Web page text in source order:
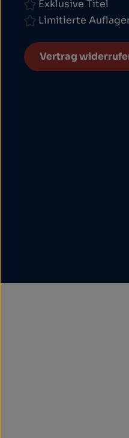
Exklusive Titel
Limitierte
Vertrag